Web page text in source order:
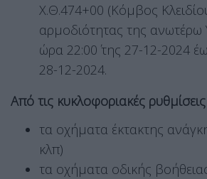
Χ.Θ.474+00 (Κόμβος
αρμοδιότητας της ανωτέρω
ώρα 22:00΄ της 27-12-2024
28-12-2024.
Από τις κυκλοφοριακές ρυθμίσεις
τα οχήματα έκτακτης
κλπ)
τα οχήματα οδικής